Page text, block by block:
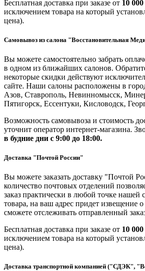
Бесплатная доставка при заказе от 10
исключением товара на который
цена).
Самовывоз из салона "Восстановительная
Вы можете самостоятельно забрать
в одном из ближайших салонов.
некоторые скидки действуют
сайте. Наши салоны расположены в
Азов, Ставрополь, Невинномысск,
Пятигорск, Ессентуки, Кисловодск,
Возможность самовывоза и стоимость
уточнит оператор интернет-магазина.
в будние дни с 9:00 до 18:00.
Доставка "Почтой России"
Вы можете заказать доставку "Почтой
количество почтовых отделений
заказ практически в любой точке
товара, на ваш адрес придет извещение
сможете отслеживать отправленный
Бесплатная доставка при заказе от 10
исключением товара на который
цена).
Доставка транспортной компанией ("СДЭК",